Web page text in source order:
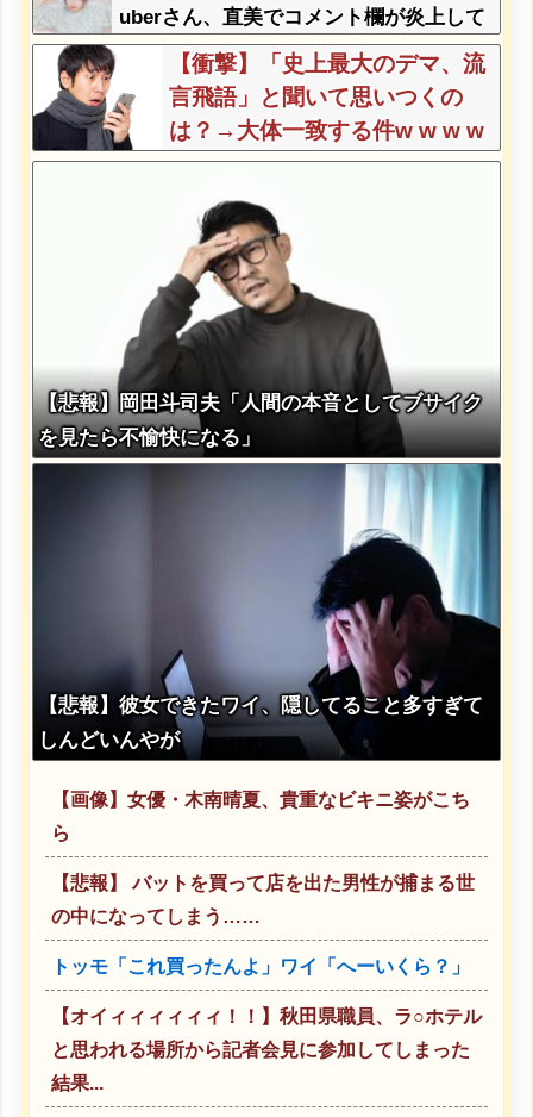
uberさん、直美でコメント欄が炎上して
しまう…
【衝撃】「史上最大のデマ、流
言飛語」と聞いて思いつくの
は？→大体一致する件w w w w
w w w
【悲報】岡田斗司夫「人間の本音としてブサイク
を見たら不愉快になる」
【悲報】彼女できたワイ、隠してること多すぎて
しんどいんやが
【画像】女優・木南晴夏、貴重なビキニ姿がこち
ら
【悲報】 バットを買って店を出た男性が捕まる世
の中になってしまう……
トッモ「これ買ったんよ」ワイ「へーいくら？」
【オイィィィィィィ！！】秋田県職員、ラ○ホテル
と思われる場所から記者会見に参加してしまった
結果...